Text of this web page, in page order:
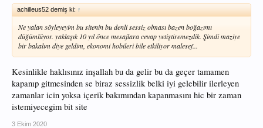
achilleus52 demiş ki: ↑
Ne yalan söyleyeyim bu sitenin bu denli sessiz olması bazen boğazımı
düğümlüyor. yaklaşık 10 yıl önce mesajlara cevap yetiştiremezdik. Şimdi maziye
bir bakalım diye geldim, ekonomi hobileri bile etkiliyor malesef...
Kesinlikle haklısınız inşallah bu da gelir bu da geçer tamamen
kapanıp gitmesinden se biraz sessizlik belki iyi gelebilir ilerleyen
zamanlar icin yoksa içerik bakımından kapanmasını hic bir zaman
istemiyecegim bit site
3 Ekim 2020